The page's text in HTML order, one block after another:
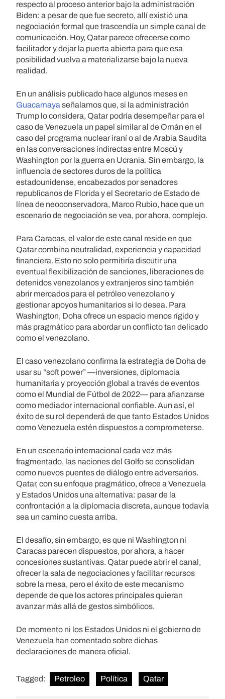
respecto al proceso anterior bajo la administración
Biden: a pesar de que fue secreto, allí existió una
negociación formal que trascendía un simple canal de
comunicación. Hoy, Qatar parece ofrecerse como
facilitador y dejar la puerta abierta para que esa
posibilidad vuelva a materializarse bajo la nueva
realidad.
En un análisis publicado hace algunos meses en
Guacamaya señalamos que, si la administración
Trump lo considera, Qatar podría desempeñar para el
caso de Venezuela un papel similar al de Omán en el
caso del programa nuclear iraní o al de Arabia Saudita
en las conversaciones indirectas entre Moscú y
Washington por la guerra en Ucrania. Sin embargo, la
influencia de sectores duros de la política
estadounidense, encabezados por senadores
republicanos de Florida y el Secretario de Estado de
línea de neoconservadora, Marco Rubio, hace que un
escenario de negociación se vea, por ahora, complejo.
Para Caracas, el valor de este canal reside en que
Qatar combina neutralidad, experiencia y capacidad
financiera. Esto no solo permitiría discutir una
eventual flexibilización de sanciones, liberaciones de
detenidos venezolanos y extranjeros sino también
abrir mercados para el petróleo venezolano y
gestionar apoyos humanitarios si lo desea. Para
Washington, Doha ofrece un espacio menos rígido y
más pragmático para abordar un conflicto tan delicado
como el venezolano.
El caso venezolano confirma la estrategia de Doha de
usar su “soft power” —inversiones, diplomacia
humanitaria y proyección global a través de eventos
como el Mundial de Fútbol de 2022— para afianzarse
como mediador internacional confiable. Aun así, el
éxito de su rol dependerá de que tanto Estados Unidos
como Venezuela estén dispuestos a comprometerse.
En un escenario internacional cada vez más
fragmentado, las naciones del Golfo se consolidan
como nuevos puentes de diálogo entre adversarios.
Qatar, con su enfoque pragmático, ofrece a Venezuela
y Estados Unidos una alternativa: pasar de la
confrontación a la diplomacia discreta, aunque todavía
sea un camino cuesta arriba.
El desafío, sin embargo, es que ni Washington ni
Caracas parecen dispuestos, por ahora, a hacer
concesiones sustantivas. Qatar puede abrir el canal,
ofrecer la sala de negociaciones y facilitar recursos
sobre la mesa, pero el éxito de este mecanismo
depende de que los actores principales quieran
avanzar más allá de gestos simbólicos.
De momento ni los Estados Unidos ni el gobierno de
Venezuela han comentado sobre dichas
declaraciones de manera oficial.
Tagged: Petroleo Política Qatar